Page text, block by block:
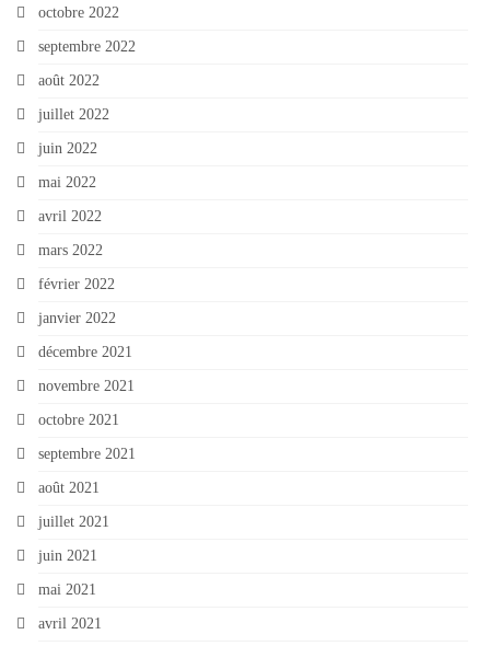
octobre 2022
septembre 2022
août 2022
juillet 2022
juin 2022
mai 2022
avril 2022
mars 2022
février 2022
janvier 2022
décembre 2021
novembre 2021
octobre 2021
septembre 2021
août 2021
juillet 2021
juin 2021
mai 2021
avril 2021